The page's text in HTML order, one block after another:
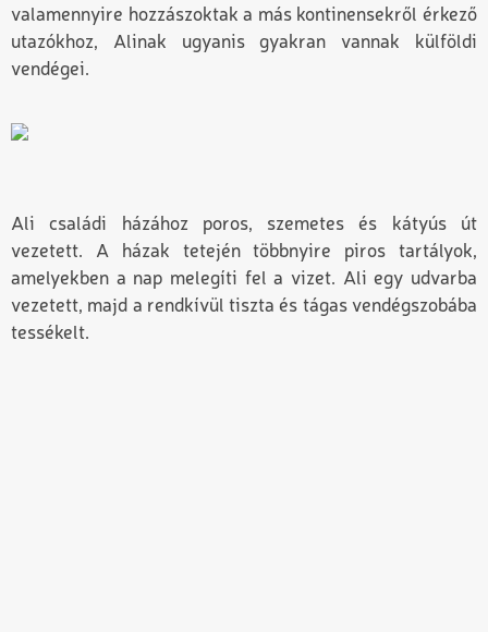
valamennyire hozzászoktak a más kontinensekről érkező
utazókhoz, Alinak ugyanis gyakran vannak külföldi
vendégei.
Ali családi házához poros, szemetes és kátyús út
vezetett. A házak tetején többnyire piros tartályok,
amelyekben a nap melegíti fel a vizet. Ali egy udvarba
vezetett, majd a rendkívül tiszta és tágas vendégszobába
tessékelt.